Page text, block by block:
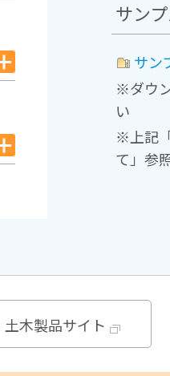
サン
サン
※ダウ
い
※上記
て」参
土木製品サイト